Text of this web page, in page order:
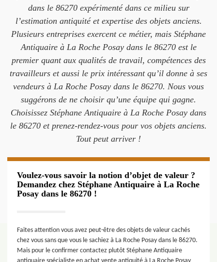
dans le 86270 expérimenté dans ce milieu sur
l’estimation antiquité et expertise des objets anciens.
Plusieurs entreprises exercent ce métier, mais Stéphane
Antiquaire à La Roche Posay dans le 86270 est le
premier quant aux qualités de travail, compétences des
travailleurs et aussi le prix intéressant qu’il donne à ses
vendeurs à La Roche Posay dans le 86270. Nous vous
suggérons de ne choisir qu’une équipe qui gagne.
Choisissez Stéphane Antiquaire à La Roche Posay dans
le 86270 et prenez-rendez-vous pour vos objets anciens.
Tout peut arriver !
Voulez-vous savoir la notion d’objet de valeur ?
Demandez chez Stéphane Antiquaire à La Roche
Posay dans le 86270 !
Faites attention vous avez peut-être des objets de valeur cachés
chez vous sans que vous le sachiez à La Roche Posay dans le 86270.
Mais pour le confirmer contactez plutôt Stéphane Antiquaire